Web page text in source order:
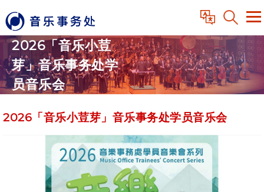
2026「音乐小荳
芽」音乐事务处学
员音乐会
2026「音乐小荳芽」音乐事务处学员音乐会